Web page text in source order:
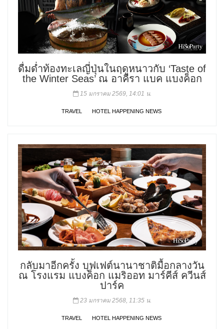
ดื่มด่ำท้องทะเลญี่ปุ่นในฤดูหนาวกับ ‘Taste of
the Winter Seas’ ณ อาคีรา แบค แบงค็อก
15 มกราคม 2569, 14:01 น.
TRAVEL HOTEL HAPPENING NEWS
กลับมาอีกครั้ง บุฟเฟต์นานาชาติมื้อกลางวัน
ณ โรงแรม แบงค็อก แมริออท มาร์คีส์ ควีนส์
ปาร์ค
23 มกราคม 2568, 11:35 น.
TRAVEL HOTEL HAPPENING NEWS